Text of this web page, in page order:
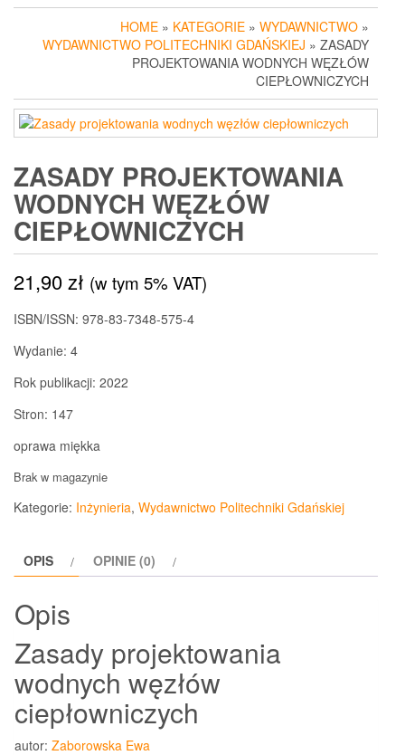
HOME » KATEGORIE » WYDAWNICTWO »
WYDAWNICTWO POLITECHNIKI GDAŃSKIEJ » ZASADY
PROJEKTOWANIA WODNYCH WĘZŁÓW
CIEPŁOWNICZYCH
ZASADY PROJEKTOWANIA
WODNYCH WĘZŁÓW
CIEPŁOWNICZYCH
21,90zł (w tym 5% VAT)
ISBN/ISSN: 978-83-7348-575-4
Wydanie: 4
Rok publikacji: 2022
Stron: 147
oprawa miękka
Brak w magazynie
Kategorie: Inżynieria, Wydawnictwo Politechniki Gdańskiej
OPIS OPINIE (0)
Opis
Zasady projektowania
wodnych węzłów
ciepłowniczych
autor: Zaborowska Ewa